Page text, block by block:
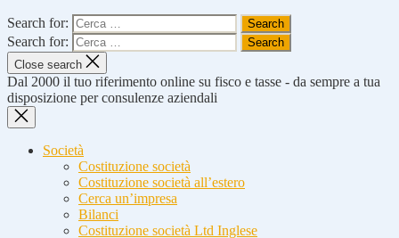
Search for:
Search for:
Close search
Dal 2000 il tuo riferimento online su fisco e tasse - da sempre a tua
disposizione per consulenze aziendali
Società
Costituzione società
Costituzione società all’estero
Cerca un’impresa
Bilanci
Costituzione società Ltd Inglese